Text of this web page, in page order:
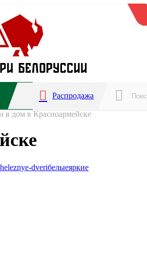
Распродажа
в дом в Красноармейске
dveriбелыеяркие